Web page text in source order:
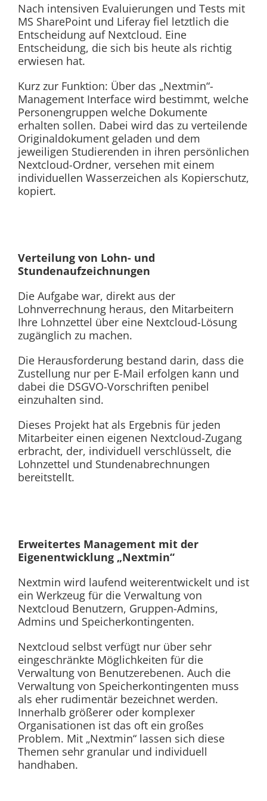
Nach intensiven Evaluierungen und Tests mit
MS SharePoint und Liferay fiel letztlich die
Entscheidung auf Nextcloud. Eine
Entscheidung, die sich bis heute als richtig
erwiesen hat.
Kurz zur Funktion: Über das „Nextmin“-
Management Interface wird bestimmt, welche
Personengruppen welche Dokumente
erhalten sollen. Dabei wird das zu verteilende
Originaldokument geladen und dem
jeweiligen Studierenden in ihren persönlichen
Nextcloud-Ordner, versehen mit einem
individuellen Wasserzeichen als Kopierschutz,
kopiert.
Verteilung von Lohn- und
Stundenaufzeichnungen
Die Aufgabe war, direkt aus der
Lohnverrechnung heraus, den Mitarbeitern
Ihre Lohnzettel über eine Nextcloud-Lösung
zugänglich zu machen.
Die Herausforderung bestand darin, dass die
Zustellung nur per E-Mail erfolgen kann und
dabei die DSGVO-Vorschriften penibel
einzuhalten sind.
Dieses Projekt hat als Ergebnis für jeden
Mitarbeiter einen eigenen Nextcloud-Zugang
erbracht, der, individuell verschlüsselt, die
Lohnzettel und Stundenabrechnungen
bereitstellt.
Erweitertes Management mit der
Eigenentwicklung „Nextmin“
Nextmin wird laufend weiterentwickelt und ist
ein Werkzeug für die Verwaltung von
Nextcloud Benutzern, Gruppen-Admins,
Admins und Speicherkontingenten.
Nextcloud selbst verfügt nur über sehr
eingeschränkte Möglichkeiten für die
Verwaltung von Benutzerebenen. Auch die
Verwaltung von Speicherkontingenten muss
als eher rudimentär bezeichnet werden.
Innerhalb größerer oder komplexer
Organisationen ist das oft ein großes
Problem. Mit „Nextmin“ lassen sich diese
Themen sehr granular und individuell
handhaben.